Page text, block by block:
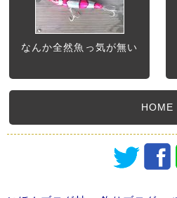
なんか全然魚っ気が無い
HOME